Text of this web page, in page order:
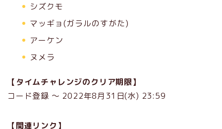
シズクモ
マッギョ(ガラルのすがた)
アーケン
ヌメラ
【タイムチャレンジのクリア期限】
コード登録 〜 2022年8月31日(水) 23:59
【関連リンク】